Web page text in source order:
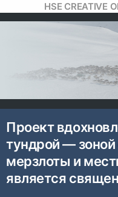
HSE CREATIVE
Проект
тундрой —
мерзлоты и
является